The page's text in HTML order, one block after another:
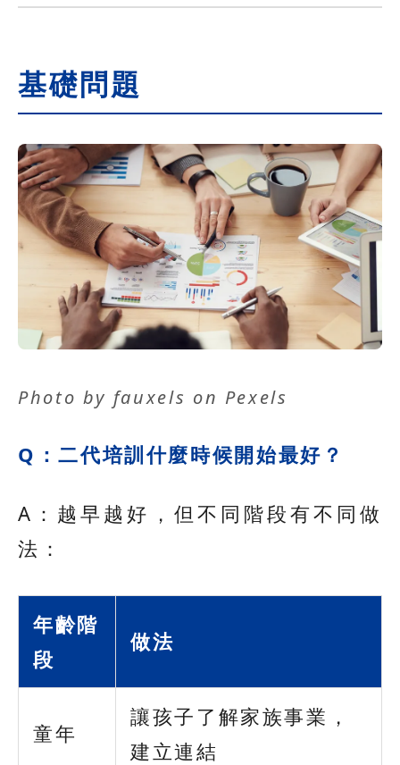
基礎問題
Photo by fauxels on Pexels
Q：二代培訓什麼時候開始最好？
A：越早越好，但不同階段有不同做
法：
年齡階
段
做法
童年
讓孩子了解家族事業，
建立連結